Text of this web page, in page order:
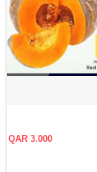
QAR 3.000